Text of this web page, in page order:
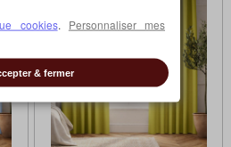
cookies. Personnaliser mes
& fermer